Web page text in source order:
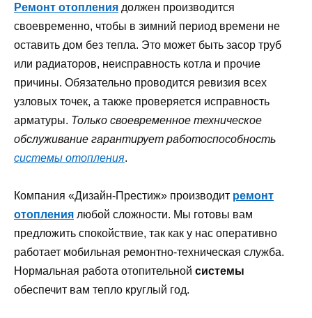
Ремонт отопления должен производится
своевременно, чтобы в зимний период времени не
оставить дом без тепла. Это может быть засор труб
или радиаторов, неисправность котла и прочие
причины. Обязательно проводится ревизия всех
узловых точек, а также проверяется исправность
арматуры. Только своевременное техническое
обслуживание гарантирует работоспособность
системы отопления.
Компания «Дизайн-Престиж» производит ремонт
отопления любой сложности. Мы готовы вам
предложить спокойствие, так как у нас оперативно
работает мобильная ремонтно-техническая служба.
Нормальная работа отопительной системы
обеспечит вам тепло круглый год.